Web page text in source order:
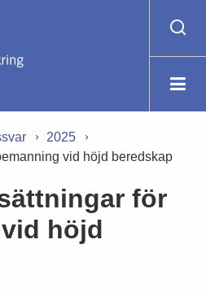
2025
vid höjd beredskap
för
höjd